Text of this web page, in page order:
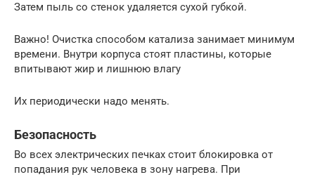
Затем пыль со стенок удаляется сухой губкой.
Важно! Очистка способом катализа занимает минимум
времени. Внутри корпуса стоят пластины, которые
впитывают жир и лишнюю влагу
Их периодически надо менять.
Безопасность
Во всех электрических печках стоит блокировка от
попадания рук человека в зону нагрева. При